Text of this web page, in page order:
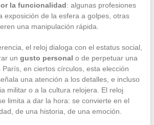
la funcionalidad: algunas profesiones
exposición de la esfera a golpes, otras
una manipulación rápida.
el reloj dialoga con el estatus social,
un gusto personal o de perpetuar una
París, en ciertos círculos, esta elección
una atención a los detalles, e incluso
militar o a la cultura relojera. El reloj
limita a dar la hora: se convierte en el
de una historia, de una emoción.